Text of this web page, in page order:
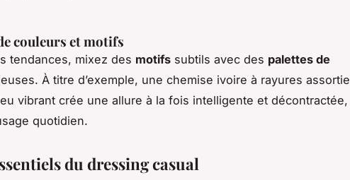
couleurs et motifs
tendances, mixez des motifs subtils avec des palettes de
À titre d’exemple, une chemise ivoire à rayures assortie
vibrant crée une allure à la fois intelligente et décontractée,
quotidien.
du dressing casual